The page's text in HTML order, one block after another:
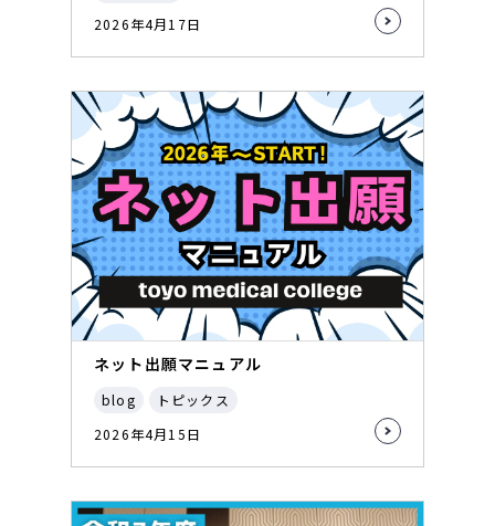
2026年4月17日
ネット出願マニュアル
blog
トピックス
2026年4月15日